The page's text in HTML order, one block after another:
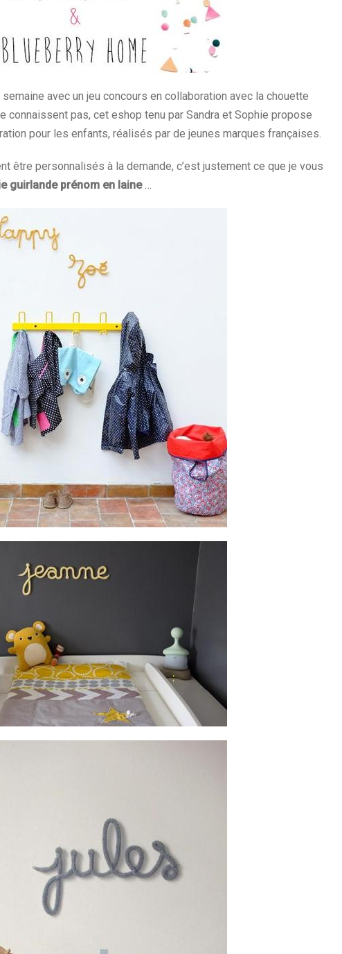
avec un jeu concours en collaboration avec la chouette
connaissent pas, cet eshop tenu par Sandra et Sophie propose
pour les enfants, réalisés par de jeunes marques françaises.
être personnalisés à la demande, c’est justement ce que je vous
guirlande prénom en laine…